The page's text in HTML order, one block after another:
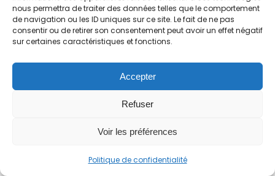
nous permettra de traiter des données telles que le comportement
de navigation ou les ID uniques sur ce site. Le fait de ne pas
consentir ou de retirer son consentement peut avoir un effet négatif
sur certaines caractéristiques et fonctions.
Accepter
Refuser
Voir les préférences
Politique de confidentialité
engagé dans la démarche RSE agricole
TERA41
Poursuivre la lecture